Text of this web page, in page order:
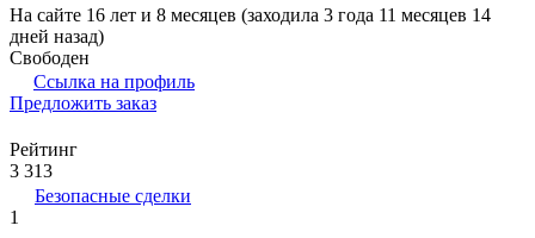
На сайте 16 лет и 8 месяцев (заходила 3 года 11 месяцев 14
дней назад)
Свободен
Ссылка на профиль
Предложить заказ
Рейтинг
3 313
Безопасные сделки
1